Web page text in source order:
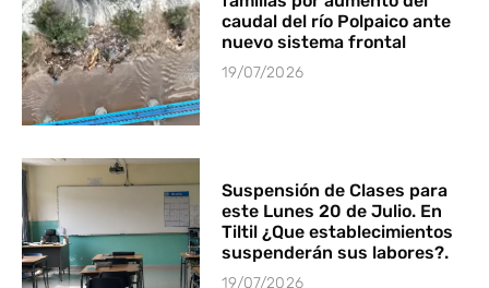
caudal del río Polpaico ante
nuevo sistema frontal
19/07/2026
Suspensión de Clases para
este Lunes 20 de Julio. En
Tiltil ¿Que establecimientos
suspenderán sus labores?.
19/07/2026